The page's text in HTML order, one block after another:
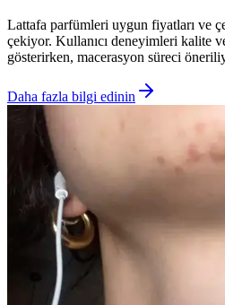
Lattafa parfümleri uygun fiyatları ve
çekiyor. Kullanıcı deneyimleri kalite
gösterirken, macerasyon süreci
Daha fazla bilgi edinin